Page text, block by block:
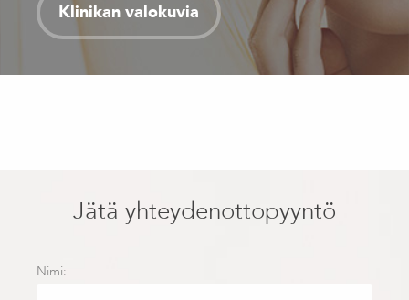
Klinikan valokuvia
Jätä yhteydenottopyyntö
Nimi: